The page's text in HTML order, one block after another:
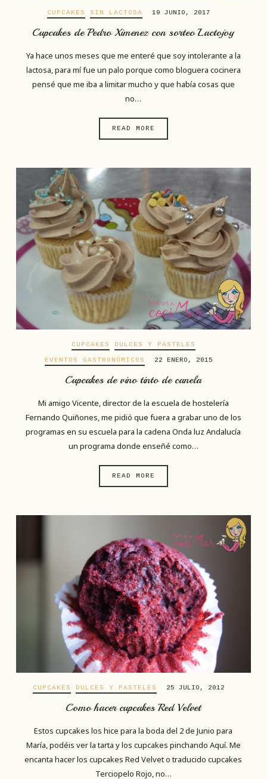
CUPCAKES SIN LACTOSA 19 JUNIO, 2017
Cupcakes de Pedro Ximenez con sorteo Lactojoy
Ya hace unos meses que me enteré que soy intolerante a la
lactosa, para mí fue un palo porque como bloguera cocinera
pensé que me iba a limitar mucho y que había cosas que
no…
READ MORE
CUPCAKES DULCES Y PASTELES
EVENTOS GASTRONÓMICOS 22 ENERO, 2015
Cupcakes de vino tinto de canela
Mi amigo Vicente, director de la escuela de hostelería
Fernando Quiñones, me pidió que fuera a grabar uno de los
programas en su escuela para la cadena Onda luz Andalucía
un programa donde enseñé como…
READ MORE
CUPCAKES DULCES Y PASTELES 25 JULIO, 2012
Como hacer cupcakes Red Velvet
Estos cupcakes los hice para la boda del 2 de Junio para
María, podéis ver la tarta y los cupcakes pinchando Aquí. Me
encanta hacer los cupcakes Red Velvet o traducido cupcakes
Terciopelo Rojo, no…